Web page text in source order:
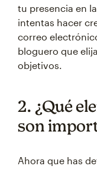
tu presencia en
intentas hacer
correo
bloguero que
objetivos.
2. ¿Qué
son
Ahora que has